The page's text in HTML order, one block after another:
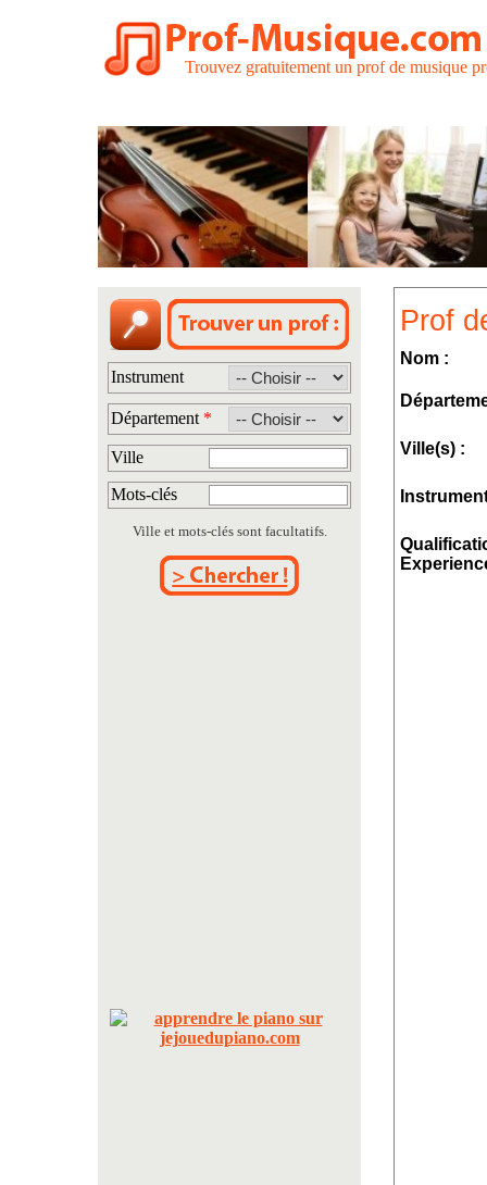
Trouvez gratuitement un prof de musique
Instrument
Département *
Ville
Mots-clés
Ville et mots-clés sont facultatifs.
Prof
Nom :
Ville(s) :